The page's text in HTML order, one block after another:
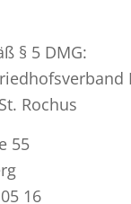
§ 5 DMG:
Rochus
55
16